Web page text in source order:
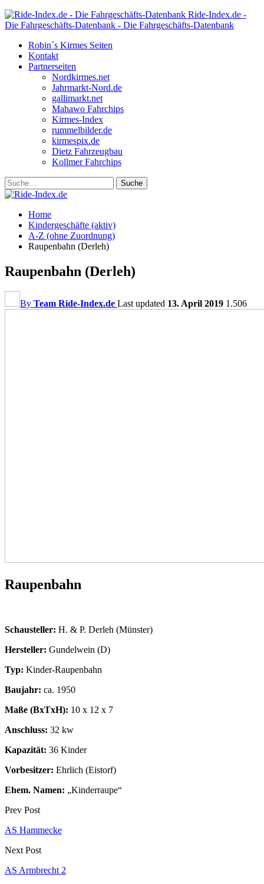
Ride-Index.de -
Die Fahrgeschäfts-Datenbank - Die Fahrgeschäfts-Datenbank
Robin´s Kirmes Seiten
Kontakt
Partnerseiten
Nordkirmes.net
Jahrmarkt-Nord.de
gallimarkt.net
Mahawo Fahrchips
Kirmes-Index
rummelbilder.de
kirmespix.de
Dietz Fahrzeugbau
Kollmer Fahrchips
Home
Kindergeschäfte (aktiv)
A-Z (ohne Zuordnung)
Raupenbahn (Derleh)
Raupenbahn (Derleh)
By Team Ride-Index.de Last updated 13. April 2019 1.506
Raupenbahn
Schausteller: H. & P. Derleh (Münster)
Hersteller: Gundelwein (D)
Typ: Kinder-Raupenbahn
Baujahr: ca. 1950
Maße (BxTxH): 10 x 12 x 7
Anschluss: 32 kw
Kapazität: 36 Kinder
Vorbesitzer: Ehrlich (Eistorf)
Ehem. Namen: „Kinderraupe“
Prev Post
AS Hammecke
Next Post
AS Armbrecht 2